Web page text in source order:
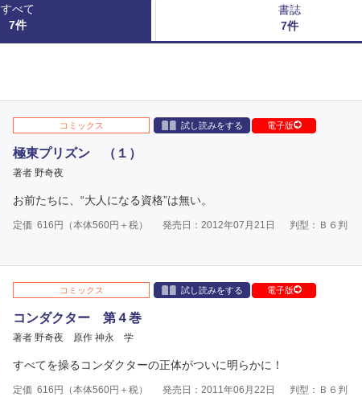
すべて
7件
書誌
7件
コミックス 試し読みをする 電子版
極東プリズン （１）
著者 野奇夜
お前たちに、“大人になる資格”は無い。
定価 616 円（本体560円＋税） 発売日：2012年07月21日 判型：Ｂ６判
コミックス 試し読みをする 電子版
コンダクター 第４巻
著者 野奇夜 原作 神永 学
すべてを操るコンダクターの正体がついに明らかに！
定価 616 円（本体560円＋税） 発売日：2011年06月22日 判型：Ｂ６判